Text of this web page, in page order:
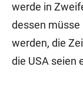
werde in
dessen müsse
werden, die
die USA seien